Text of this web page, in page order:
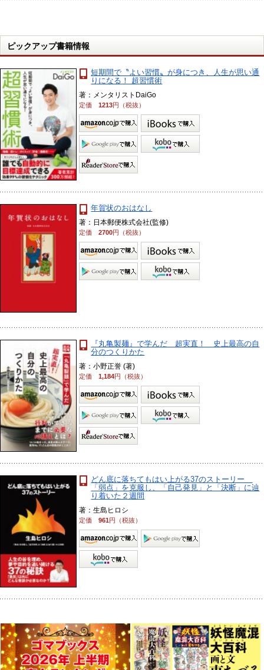
ピックアップ書籍情報
短期間で〝よい習慣〟が身につき、人生が思い通
りになる！ 超習慣術
著：メンタリストDaiGo
定価1213円（税抜）
年賀状のおはなし
著：日本郵便株式会社(監修)
定価2700円（税抜）
『丸亀製麺』で学んだ 超実直！ 史上最高の自
分のつくりかた
著：小野正誉 (著)
定価1,184円（税抜）
どん底に落ちてもはい上がる37のストーリー
「弱点」を克服し、「自己発見」と「決断」に辿
り着いた２週間
著：生島ヒロシ
定価961円（税抜）